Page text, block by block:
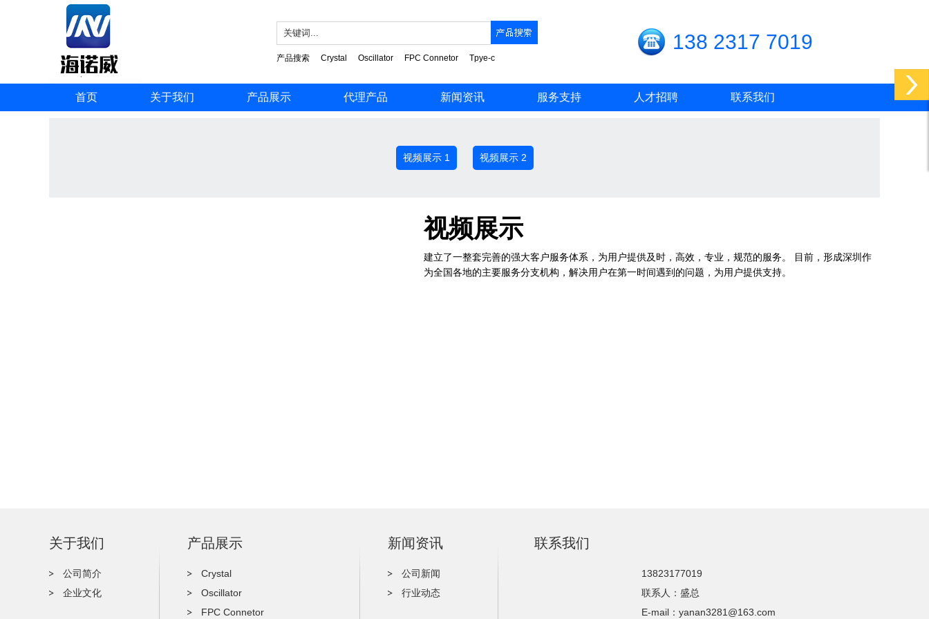
产品搜索 Crystal Oscillator FPC Connetor Tpye-c
138 2317 7019
首页 关于我们 产品展示 代理产品 新闻资讯 服务支持 人才招聘 联系我们
视频展示 1 视频展示 2
视频展示
建立了一整套完善的强大客户服务体系，为用户提供及时，高效，专业，规范的服务。 目前，形成深圳作
为全国各地的主要服务分支机构，解决用户在第一时间遇到的问题，为用户提供支持。
关于我们
公司简介
企业文化
产品展示
Crystal
Oscillator
FPC Connetor
新闻资讯
公司新闻
行业动态
联系我们
13823177019
联系人：盛总
E-mail： yanan3281@163.com